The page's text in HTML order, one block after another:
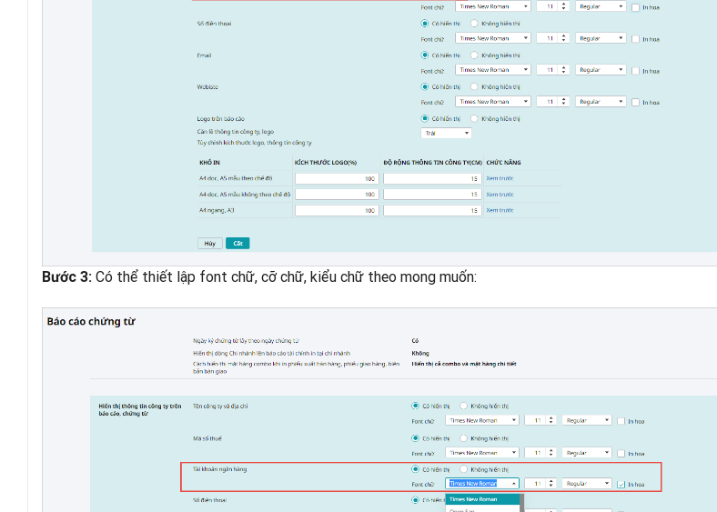
Bước 3: Có thể thiết lập font chữ, cỡ chữ, kiểu chữ theo mong muốn: